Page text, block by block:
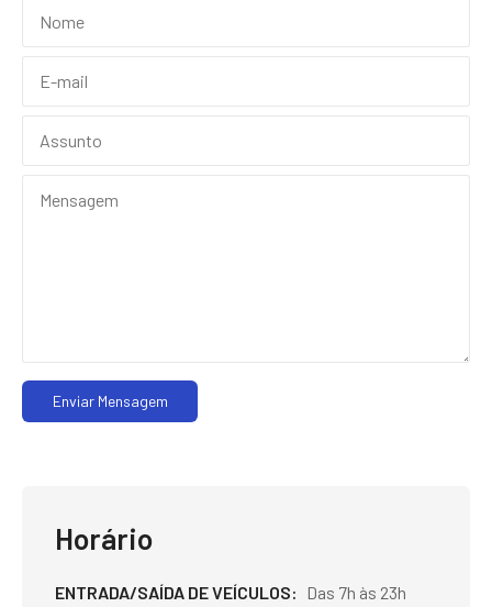
Enviar Mensagem
Horário
ENTRADA/SAÍDA DE VEÍCULOS Das 7h às 23h